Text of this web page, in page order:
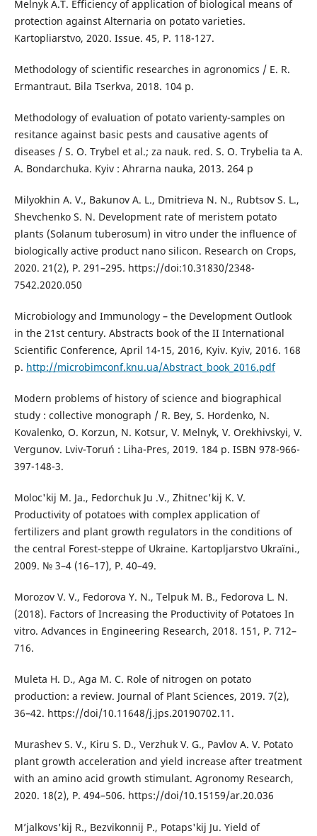
Melnyk A.T. Efficiency of application of biological means of
protection against Alternaria on potato varieties.
Kartopliarstvo, 2020. Issue. 45, Р. 118-127.
Methodology of scientific researches in agronomics / E. R.
Ermantraut. Bila Tserkva, 2018. 104 p.
Methodology of evaluation of potato varienty-samples on
resitance against basic рests and сausative agents of
diseases / S. O. Trybel et al.; za nauk. red. S. O. Trybelia ta A.
A. Bondarchuka. Kyiv : Ahrarna nauka, 2013. 264 p
Milyokhin A. V., Bakunov A. L., Dmitrieva N. N., Rubtsov S. L.,
Shevchenko S. N. Development rate of meristem potato
plants (Solanum tuberosum) in vitro under the influence of
biologically active product nano silicon. Research on Crops,
2020. 21(2), Р. 291–295. https://doi:10.31830/2348-
7542.2020.050
Microbiology and Immunology – the Development Outlook
in the 21st century. Abstracts book of the II International
Scientific Conference, April 14-15, 2016, Kyiv. Kyiv, 2016. 168
p. http://microbimconf.knu.ua/Abstract_book_2016.pdf
Modern problems of history of science and biographical
study : collective monograph / R. Bey, S. Hordenko, N.
Kovalenko, O. Korzun, N. Kotsur, V. Melnyk, V. Orekhivskyi, V.
Vergunov. Lviv-Toruń : Liha-Pres, 2019. 184 p. ISBN 978-966-
397-148-3.
Moloc'kij M. Ja., Fedorchuk Ju .V., Zhitnec'kij K. V.
Productivity of potatoes with complex application of
fertilizers and plant growth regulators in the conditions of
the central Forest-steppe of Ukraine. Kartopljarstvo Ukraїni.,
2009. № 3–4 (16–17), Р. 40–49.
Morozov V. V., Fedorova Y. N., Telpuk M. B., Fedorova L. N.
(2018). Factors of Increasing the Productivity of Potatoes In
vitro. Advances in Engineering Research, 2018. 151, Р. 712–
716.
Muleta H. D., Aga M. C. Role of nitrogen on potato
production: a review. Journal of Plant Sciences, 2019. 7(2),
36–42. https://doi/10.11648/j.jps.20190702.11.
Murashev S. V., Kiru S. D., Verzhuk V. G., Pavlov A. V. Potato
plant growth acceleration and yield increase after treatment
with an amino acid growth stimulant. Agronomy Research,
2020. 18(2), Р. 494–506. https://doi/10.15159/ar.20.036
M’jalkovs'kij R., Bezvіkonnij P., Potaps'kij Ju. Yield of